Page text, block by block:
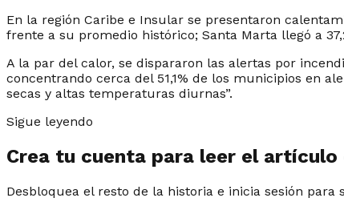
En la región Caribe e Insular se presentaron
frente a su promedio histórico; Santa Marta llegó a
A la par del calor, se dispararon las alertas por
concentrando cerca del 51,1% de los municipios en
secas y altas temperaturas diurnas”.
Sigue leyendo
Crea tu cuenta para leer el
Desbloquea el resto de la historia e inicia sesión